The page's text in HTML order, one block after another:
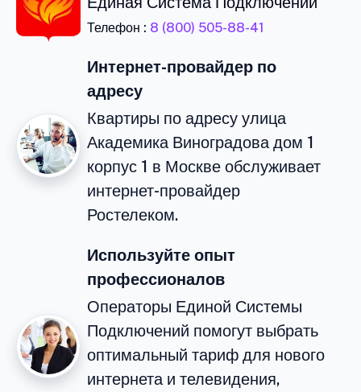
Телефон : 8 (800) 505-88-41
Интернет-провайдер по
адресу
Квартиры по адресу улица
Академика Виноградова дом 1
корпус 1 в Москве обслуживает
интернет-провайдер
Ростелеком.
Используйте опыт
профессионалов
Операторы Единой Системы
Подключений помогут выбрать
оптимальный тариф для нового
интернета и телевидения,